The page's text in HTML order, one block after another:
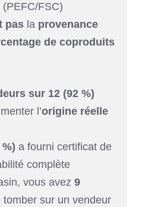
(PEFC/FSC)
pas la provenance
de coproduits
sur 12 (92 %)
l’origine réelle
a fourni certificat de
complète
vous avez 9
tomber sur un vendeur